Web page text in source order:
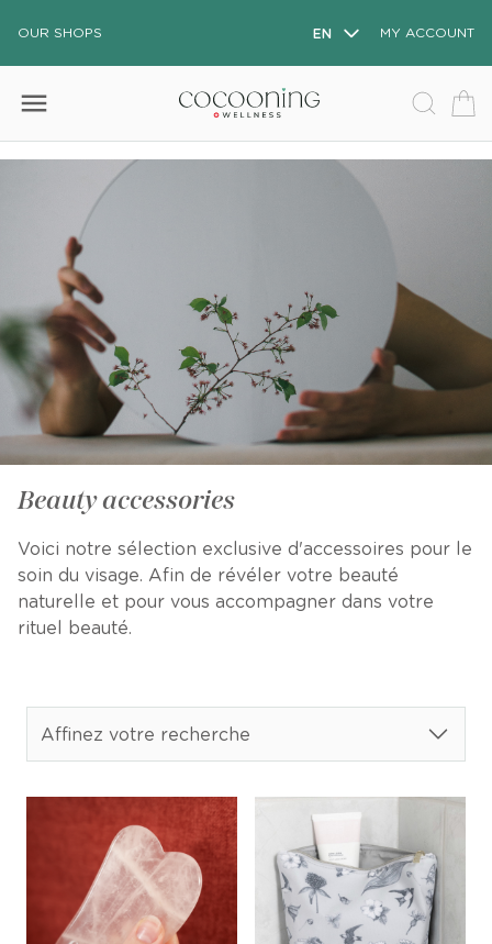
OUR SHOPS EN MY ACCOUNT
menu
Beauty accessories
Voici notre sélection exclusive d'accessoires pour le
soin du visage. Afin de révéler votre beauté
naturelle et pour vous accompagner dans votre
rituel beauté.
Affinez votre recherche